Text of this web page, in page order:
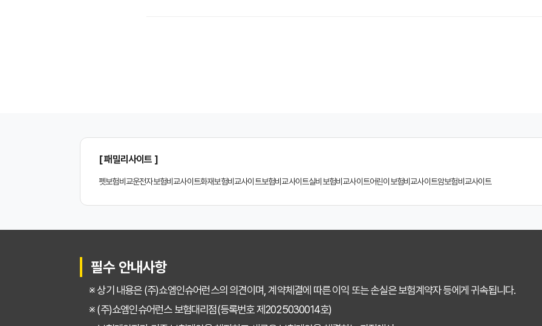
2024년 치아보험 비교사이트 선택 가이드: 핵심 체크리스트
[ 패밀리사이트 ]
펫보험비교운전자보험비교사이트화재보험비교사이트보험비교사이트실비보험비교사이트어린이보험비교사이트암보험비교사이트
필수 안내사항
※ 상기 내용은 (주)쇼엠인슈어런스의 의견이며, 계약체결에 따른 이익 또는 손실은 보험계약자 등에게 귀속됩니다.
※ (주)쇼엠인슈어런스 보험대리점(등록번호 제2025030014호)